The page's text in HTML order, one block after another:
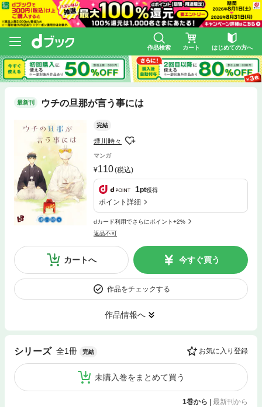
作品検索 カート はじめての方へ
最新刊 ウチの旦那が言う事には
完結
煙川時々
マンガ
110(税込)
1pt獲得
ポイント詳細
dカード利用でさらにポイント+2%
返品不可
カートへ 今すぐ買う
作品をチェックする
作品情報へ
シリーズ 全1冊 完結 お気に入り登録
未購入巻をまとめて買う
1巻から 最新刊から